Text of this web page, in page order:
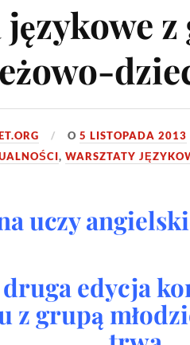
językowe
O5 LISTOPADA 2013
,WARSZTATY
uczy
edycja
z grupą